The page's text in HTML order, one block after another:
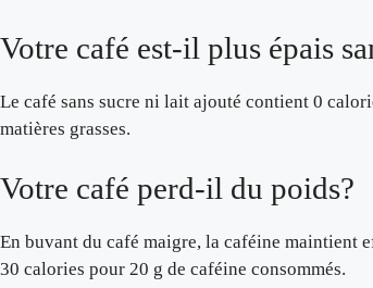
Votre café est-il plus épais
Le café sans sucre ni lait ajouté contient 0
matières grasses.
Votre café perd-il du poids?
En buvant du café maigre, la caféine maintient
30 calories pour 20 g de caféine consommés.